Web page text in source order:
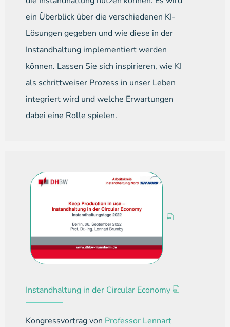
ein Überblick über die verschiedenen KI-
Lösungen gegeben und wie diese in der
Instandhaltung implementiert werden
können. Lassen Sie sich inspirieren, wie KI
als schrittweiser Prozess in unser Leben
integriert wird und welche Erwartungen
dabei eine Rolle spielen.
Instandhaltung in der Circular Economy
Kongressvortrag von Professor Lennart